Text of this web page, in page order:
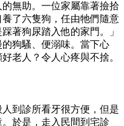
無助。一位家屬靠著撿拾
了六隻狗，任由牠們隨意
著狗尿踏入他的家門。」
狗騷、便溺味。當下心
老人？令人心疼與不捨。
到診所看牙很方便，但是
於是，走入民間到宅診